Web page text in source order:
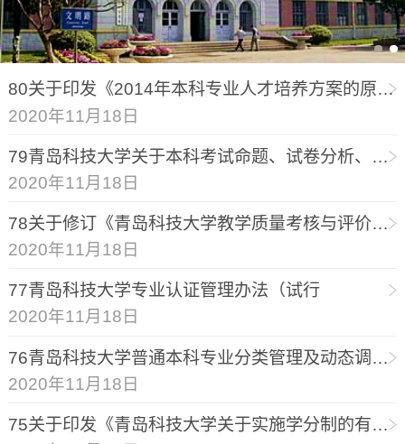
80关于印发《2014年本科专业人才培养方案的原则意见》的通知
2020年11月18日
79青岛科技大学关于本科考试命题、试卷分析、考试结果分析的规定（试行）.
2020年11月18日
78关于修订《青岛科技大学教学质量考核与评价办法》等文件的通知
2020年11月18日
77青岛科技大学专业认证管理办法（试行
2020年11月18日
76青岛科技大学普通本科专业分类管理及动态调整实施办法.
2020年11月18日
75关于印发《青岛科技大学关于实施学分制的有关规定》的通知.